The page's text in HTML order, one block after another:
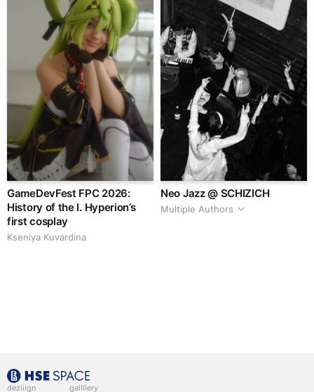
GameDevFest FPC 2026:
History of the I. Hyperion’s
first cosplay
Kseniya Kuvardina
Neo Jazz @ SCHIZICH
Multiple Authors
deziiign gallllery